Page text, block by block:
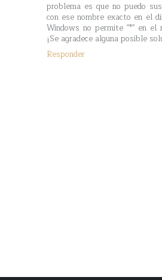
problema es que no puedo
con ese nombre exacto en el
Windows no permite "*" en el
¡Se agradece alguna posible
Responder